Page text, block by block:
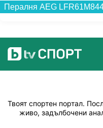
Твоят спортен портал.
живо, задълбочени